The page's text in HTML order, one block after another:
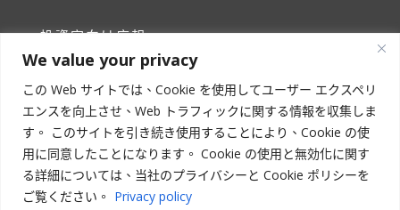
We value your privacy
この Web サイトでは、Cookie を使用してユーザー エクスペリ
エンスを向上させ、Web トラフィックに関する情報を収集しま
す。 このサイトを引き続き使用することにより、Cookie の使
用に同意したことになります。 Cookie の使用と無効化に関す
る詳細については、当社のプライバシーと Cookie ポリシーを
ご覧ください。 Privacy policy
投資家向け広報
株主情報
人材募集
STAR ASIA VISION CORPORATION